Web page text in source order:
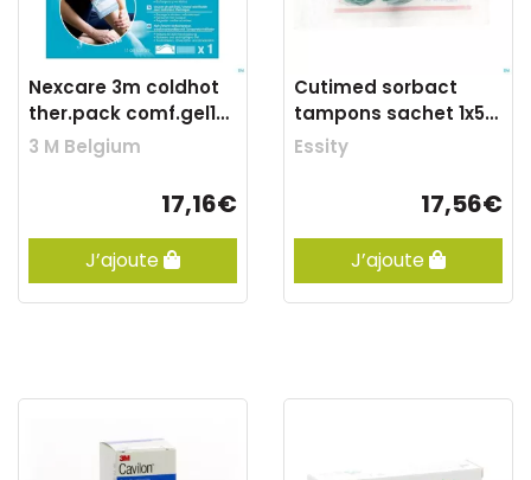
Nexcare 3m coldhot
ther.pack comf.gel1
n1571ti-dab
3 M Belgium
17,16€
J’ajoute
Cutimed sorbact
tampons sachet 1x5
7216800
Essity
17,56€
J’ajoute